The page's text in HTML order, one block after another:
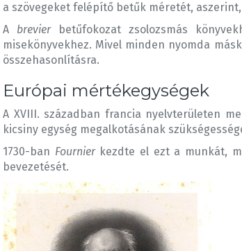
a szövegeket felépítő betűk méretét,
A brevierbetűfokozat zsolozsmás
misekönyvekhez. Mivel minden nyomda
összehasonlításra.
Európai mértékegységek
A XVIII. században francia nyelvterületen
kicsiny egység megalkotásának
1730-ban Fournierkezdte el ezt a munkát,
bevezetését.